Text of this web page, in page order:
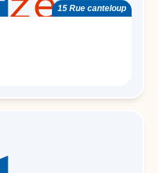
15 Rue canteloup